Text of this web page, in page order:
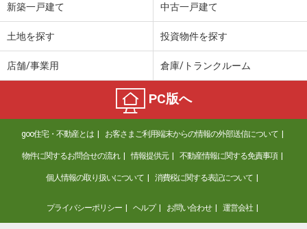
新築一戸建て 中古一戸建て
土地を探す 投資物件を探す
店舗/事業用 倉庫/トランクルーム
PC版へ
goo住宅・不動産とは お客さまご利用端末からの情報の外部送信について
物件に関するお問合せの流れ 情報提供元 不動産情報に関する免責事項
個人情報の取り扱いについて 消費税に関する表記について
プライバシーポリシー ヘルプ お問い合わせ 運営会社